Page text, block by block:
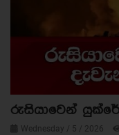
රුසියාවෙන්
Wednesday / 5 / 2026